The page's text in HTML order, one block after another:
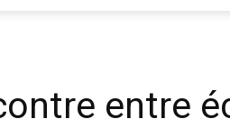
entre